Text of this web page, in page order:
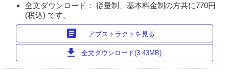
全文ダウンロード： 従量制、基本料金制の方共に770円
(税込) です。
article アブストラクトを見る
download 全文ダウンロード(3.43MB)